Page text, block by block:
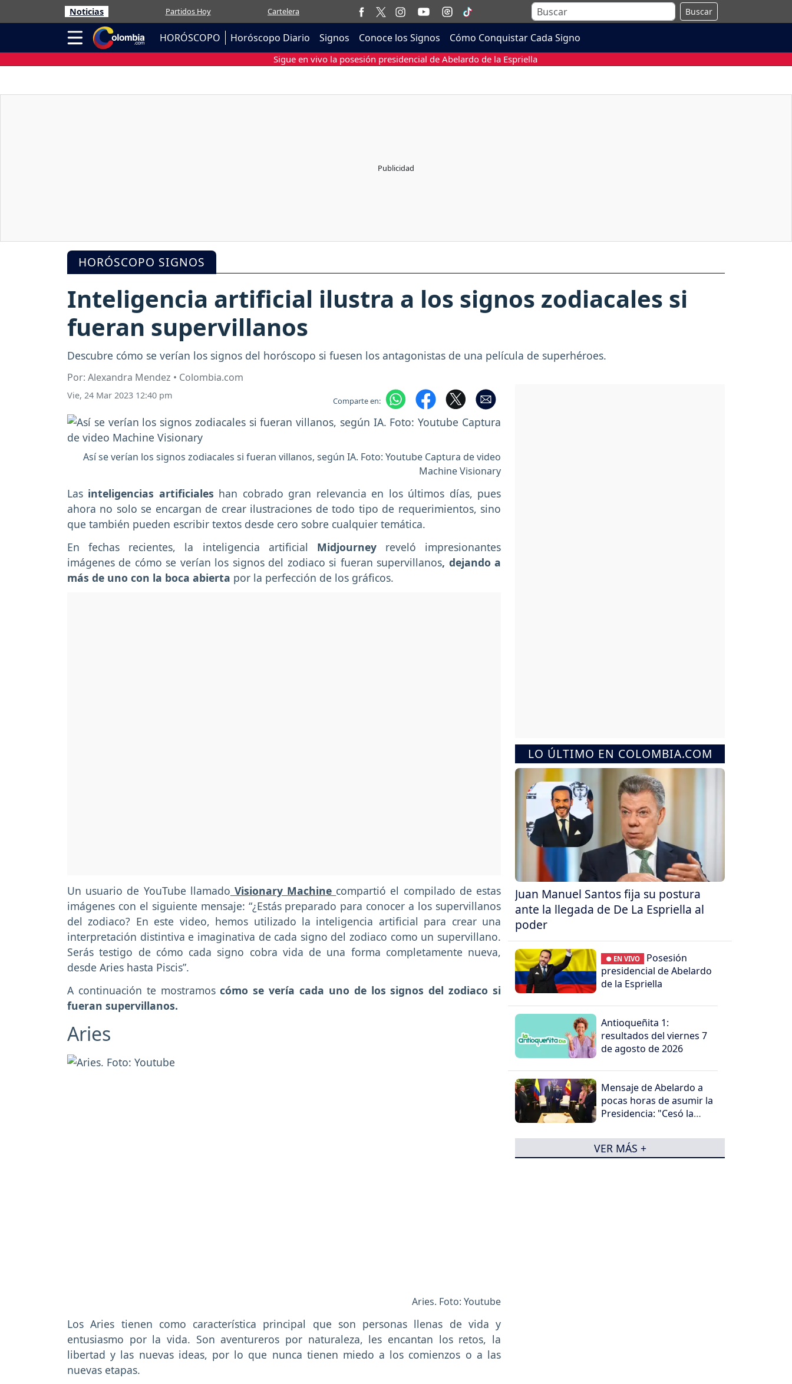
Noticias Partidos Hoy Cartelera Buscar
HORÓSCOPO Horóscopo Diario Signos Conoce los Signos Cómo Conquistar Cada Signo
Sigue en vivo la posesión presidencial de Abelardo de la Espriella
HORÓSCOPO SIGNOS
Inteligencia artificial ilustra a los signos zodiacales si
fueran supervillanos
Descubre cómo se verían los signos del horóscopo si fuesen los antagonistas de una película de superhéroes.
Por: Alexandra Mendez • Colombia.com
Vie, 24 Mar 2023 12:40 pm Comparte en:
Así se verían los signos zodiacales si fueran villanos, según IA. Foto: Youtube Captura de video
Machine Visionary
Las inteligencias artificiales han cobrado gran relevancia en los últimos días, pues
ahora no solo se encargan de crear ilustraciones de todo tipo de requerimientos, sino
que también pueden escribir textos desde cero sobre cualquier temática.
En fechas recientes, la inteligencia artificial Midjourneyreveló impresionantes
imágenes de cómo se verían los signos del zodiaco si fueran supervillanos, dejando a
más de uno con la boca abierta por la perfección de los gráficos.
Un usuario de YouTube llamado Visionary Machine compartió el compilado de estas
imágenes con el siguiente mensaje: “¿Estás preparado para conocer a los supervillanos
del zodiaco? En este video, hemos utilizado la inteligencia artificial para crear una
interpretación distintiva e imaginativa de cada signo del zodiaco como un supervillano.
Serás testigo de cómo cada signo cobra vida de una forma completamente nueva,
desde Aries hasta Piscis”.
A continuación te mostramoscómo se vería cada uno de los signos del zodiaco si
fueran supervillanos.
Aries
Aries. Foto: Youtube
Los Aries tienen como característica principal que son personas llenas de vida y
entusiasmo por la vida. Son aventureros por naturaleza, les encantan los retos, la
libertad y las nuevas ideas, por lo que nunca tienen miedo a los comienzos o a las
nuevas etapas.
LO ÚLTIMO EN COLOMBIA.COM
Juan Manuel Santos fija su postura
ante la llegada de De La Espriella al
poder
● EN VIVO
Posesión
presidencial de Abelardo
de la Espriella
Antioqueñita 1:
resultados del viernes 7
de agosto de 2026
Mensaje de Abelardo a
pocas horas de asumir la
Presidencia: "Cesó la
VER MÁS +